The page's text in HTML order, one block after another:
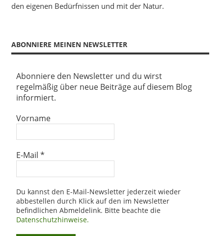
den eigenen Bedürfnissen und mit der Natur.
ABONNIERE MEINEN NEWSLETTER
Abonniere den Newsletter und du wirst
regelmäßig über neue Beiträge auf diesem Blog
informiert.
Vorname
E-Mail *
Du kannst den E-Mail-Newsletter jederzeit wieder
abbestellen durch Klick auf den im Newsletter
befindlichen Abmeldelink. Bitte beachte die
Datenschutzhinweise.